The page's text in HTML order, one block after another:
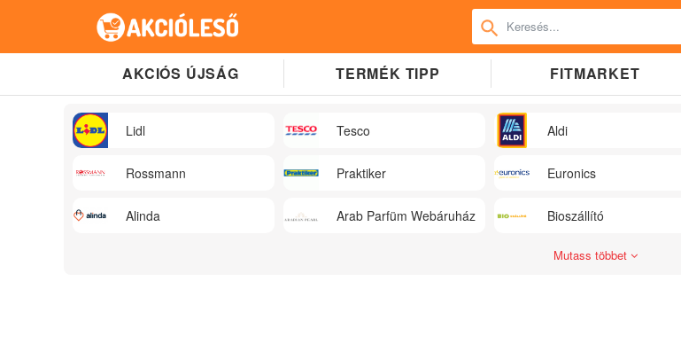
AKCIÓS ÚJSÁG TERMÉK TIPP FITMARKET
Lidl Tesco Aldi
Rossmann Praktiker Euronics
Alinda Arab Parfüm Webáruház Bioszállító
Mutass többet